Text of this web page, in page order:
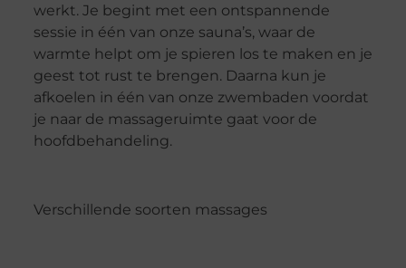
werkt. Je begint met een ontspannende
sessie in één van onze sauna’s, waar de
warmte helpt om je spieren los te maken en je
geest tot rust te brengen. Daarna kun je
afkoelen in één van onze zwembaden voordat
je naar de massageruimte gaat voor de
hoofdbehandeling.
Verschillende soorten massages